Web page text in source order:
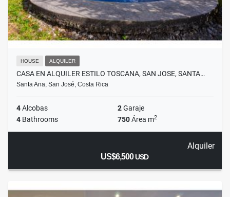
HOUSE ALQUILER
CASA EN ALQUILER ESTILO TOSCANA, SAN JOSE, SANTA…
Santa Ana, San José, Costa Rica
4Alcobas 2Garaje
4 Bathrooms 750Área m2
Alquiler
US$6,500USD